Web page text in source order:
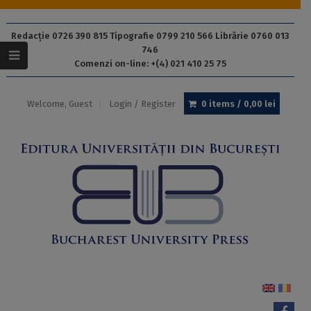
Redacție 0726 390 815 Tipografie 0799 210 566 Librărie 0760 013
746
Comenzi on-line: +(4) 021 410 25 75
Welcome, Guest Login / Register 0 items / 0,00 lei